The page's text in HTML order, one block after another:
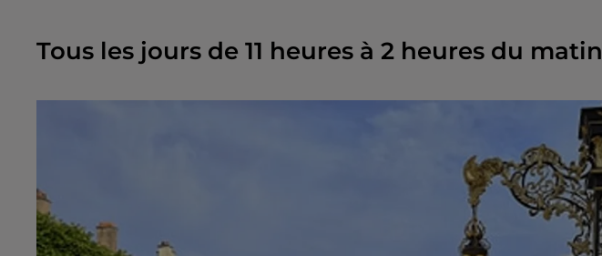
Tous les jours de 11 heures à 2 heures du matin